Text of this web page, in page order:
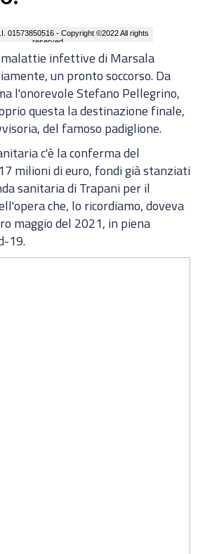
infettive di Marsala
un pronto soccorso. Da
l'onorevole Stefano Pellegrino,
questa la destinazione finale,
del famoso padiglione.
c'è la conferma del
milioni di euro, fondi già stanziati
sanitaria di Trapani per il
che, lo ricordiamo, doveva
maggio del 2021, in piena
19.